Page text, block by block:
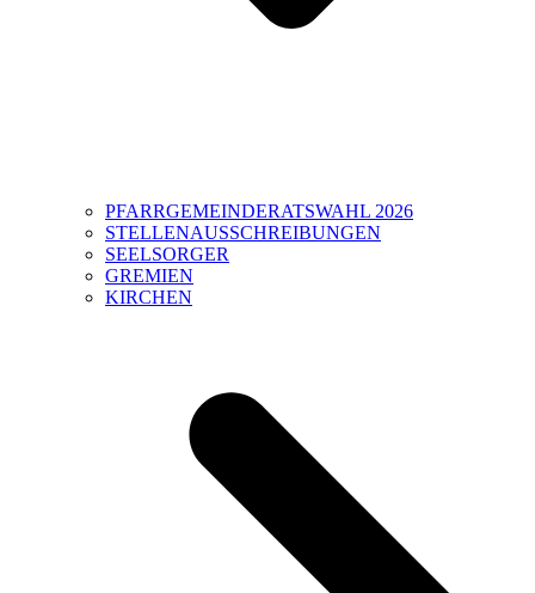
PFARRGEMEINDERATSWAHL 2026
STELLENAUSSCHREIBUNGEN
SEELSORGER
GREMIEN
KIRCHEN